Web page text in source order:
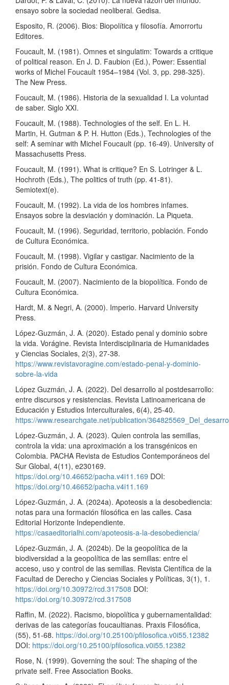
ensayo sobre la sociedad neoliberal. Gedisa.
Esposito, R. (2006). Bios: Biopolítica y filosofía. Amorrortu
Editores.
Foucault, M. (1981). Omnes et singulatim: Towards a critique
of political reason. En J. D. Faubion (Ed.), Power: Essential
works of Michel Foucault 1954–1984 (Vol. 3, pp. 298-325).
The New Press.
Foucault, M. (1986). Historia de la sexualidad I. La voluntad
de saber. Siglo XXI.
Foucault, M. (1988). Technologies of the self. En L. H.
Martin, H. Gutman & P. H. Hutton (Eds.), Technologies of the
self: A seminar with Michel Foucault (pp. 16-49). University of
Massachusetts Press.
Foucault, M. (1991). What is critique? En S. Lotringer & L.
Hochroth (Eds.), The politics of truth (pp. 41-81).
Semiotext(e).
Foucault, M. (1992). La vida de los hombres infames.
Ensayos sobre la desviación y dominación. La Piqueta.
Foucault, M. (1996). Seguridad, territorio, población. Fondo
de Cultura Económica.
Foucault, M. (1998). Vigilar y castigar. Nacimiento de la
prisión. Fondo de Cultura Económica.
Foucault, M. (2007). Nacimiento de la biopolítica. Fondo de
Cultura Económica.
Hardt, M. & Negri, A. (2000). Imperio. Harvard University
Press.
López-Guzmán, J. A. (2020). Estado penal y dominio sobre
la vida. Vorágine. Revista Interdisciplinaria de Humanidades
y Ciencias Sociales, 2(3), 27-38.
https://www.revistavoragine.com/estado-penal-y-dominio-
sobre-la-vida
López Guzmán, J. A. (2022). Del desarrollo al postdesarrollo:
entre discursos y resistencias. Revista Latinoamericana de
Educación y Estudios Interculturales, 6(4), 25-40.
https://www.researchgate.net/publication/
López-Guzmán, J. A. (2023). Quien controla las semillas,
controla la vida: una aproximación a los transgénicos en
Colombia. PACHA Revista de Estudios Contemporáneos del
Sur Global, 4(11), e230169.
https://doi.org/10.46652/pacha.v4i11.169 DOI:
https://doi.org/10.46652/pacha.v4i11.169
López-Guzmán, J. A. (2024a). Apoteosis a la desobediencia:
notas para una formación filosófica en las calles. Casa
Editorial Horizonte Independiente.
https://casaeditorialhi.com/apoteosis-a-la-desobediencia/
López-Guzmán, J. A. (2024b). De la geopolítica de la
biodiversidad a la geopolítica de las semillas: entre el
acceso, uso y control de las semillas. Revista Científica de la
Facultad de Derecho y Ciencias Sociales y Políticas, 3(1), 1.
https://doi.org/10.30972/rcd.317508 DOI:
https://doi.org/10.30972/rcd.317508
Raffin, M. (2022). Racismo, biopolítica y gubernamentalidad:
derivas de las categorías foucaultianas. Praxis Filosófica,
(55), 51-68. https://doi.org/10.25100/pfilosofica.v0i55.12382
DOI: https://doi.org/10.25100/pfilosofica.v0i55.12382
Rose, N. (1999). Governing the soul: The shaping of the
private self. Free Association Books.